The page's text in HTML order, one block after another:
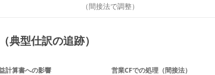
（間接法で調整）
型仕訳の追跡）
計算書への影響 営業CFでの処理（間接法）